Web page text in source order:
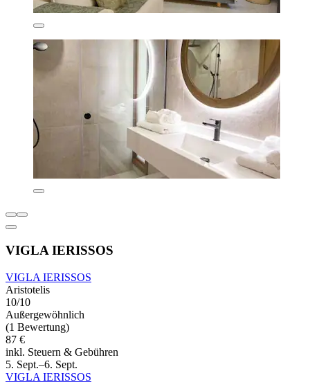
VIGLA IERISSOS
VIGLA IERISSOS
Aristotelis
10/10
Außergewöhnlich
(1 Bewertung)
87 €
inkl. Steuern & Gebühren
5. Sept.–6. Sept.
VIGLA IERISSOS